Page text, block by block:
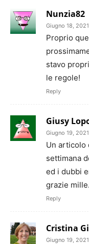
Nunzia82
Giugno 18,
Proprio
stavo
le regole!
Reply
Giusy
Giugno 19,
Un articolo
settimana
ed i dubbi
grazie mille.
Reply
Cristina
Giugno 19,